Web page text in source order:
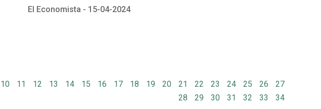
El Economista - 15-04-2024
10 11 12 13 14 15 16 17 18 19 20 21 22 23 24 25 26
27
28
29 30 31 32 33 34